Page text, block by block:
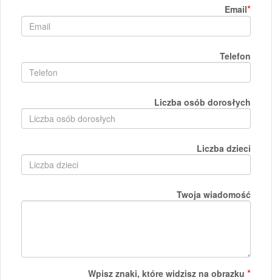
Email*
Telefon
Liczba osób dorosłych
Liczba dzieci
Twoja wiadomość
Wpisz znaki, które widzisz na obrazku *